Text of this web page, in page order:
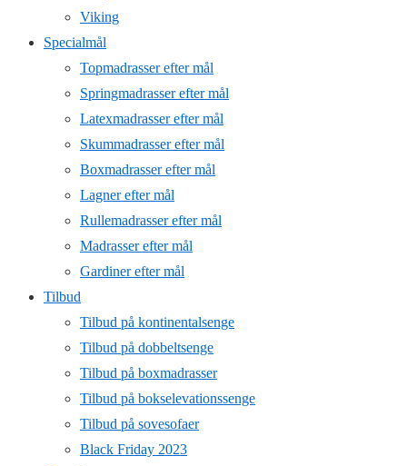
Viking
Specialmål
Topmadrasser efter mål
Springmadrasser efter mål
Latexmadrasser efter mål
Skummadrasser efter mål
Boxmadrasser efter mål
Lagner efter mål
Rullemadrasser efter mål
Madrasser efter mål
Gardiner efter mål
Tilbud
Tilbud på kontinentalsenge
Tilbud på dobbeltsenge
Tilbud på boxmadrasser
Tilbud på bokselevationssenge
Tilbud på sovesofaer
Black Friday 2023